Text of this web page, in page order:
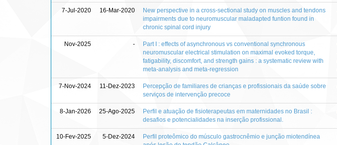
7-Jul-2020 16-Mar-2020
New perspective in a cross-sectional study on muscles and tendons
impairments due to neuromuscular maladapted funtion found in
chronic spinal cord injury
Nov-2025 -
Part I : effects of asynchronous vs conventional synchronous
neuromuscular electrical stimulation on maximal evoked torque,
fatigability, discomfort, and strength gains : a systematic review with
meta-analysis and meta-regression
7-Nov-2024 11-Dez-2023
Percepção de familiares de crianças e profissionais da saúde sobre
serviços de intervenção precoce
8-Jan-2026 25-Ago-2025
Perfil e atuação de fisioterapeutas em maternidades no Brasil :
desafios e potencialidades na inserção profissional.
10-Fev-2025 5-Dez-2024
Perfil proteômico do músculo gastrocnêmio e junção miotendínea